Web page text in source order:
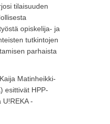
tilaisuuden
opiskelija- ja
tutkintojen
parhaista
Matinheikki-
esittivät HPP-
-